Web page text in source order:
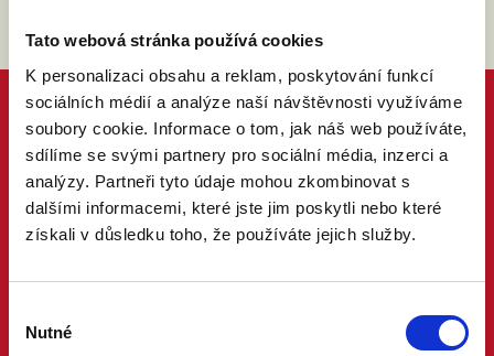
Tato webová stránka používá cookies
K personalizaci obsahu a reklam, poskytování funkcí
sociálních médií a analýze naší návštěvnosti využíváme
soubory cookie. Informace o tom, jak náš web používáte,
sdílíme se svými partnery pro sociální média, inzerci a
analýzy. Partneři tyto údaje mohou zkombinovat s
dalšími informacemi, které jste jim poskytli nebo které
získali v důsledku toho, že používáte jejich služby.
souhlasu
Nutné